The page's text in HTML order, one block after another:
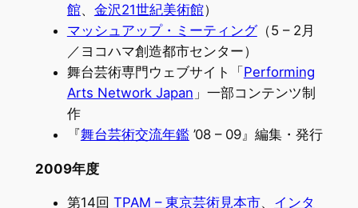
館、 金沢21世紀美術館）
マッシュアップ・ミーティング（5 – 2月
／ヨコハマ創造都市センター）
舞台芸術専門ウェブサイト「Performing
Arts Network Japan 」一部コンテンツ制
作
『舞台芸術交流年鑑’08 – 09』編集・発行
2009年度
第14回 TPAM – 東京芸術見本市、 インタ